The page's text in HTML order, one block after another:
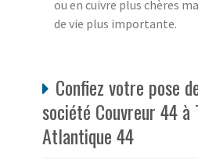
ou en cuivre plus chères
de vie plus importante.
Confiez votre pose
société Couvreur 44 à
Atlantique 44